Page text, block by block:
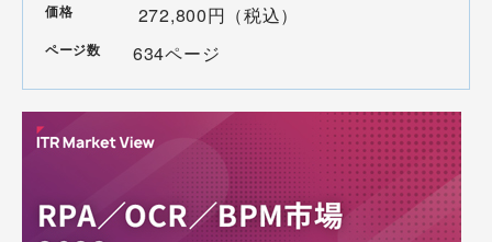
価格 272,800円（税込）
ページ数 634ページ